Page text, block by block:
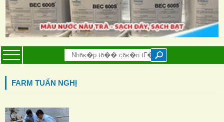
FARM TUẤN NGHỊ